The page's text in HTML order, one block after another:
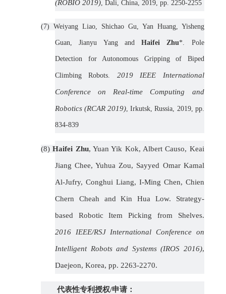
(ROBIO 2019) , Dali, China, 2019, pp. 2250-2255
(7) Weiyang Liao, Shichao Gu, Yan Huang, Yisheng
Guan, Jianyu Yang andHaifei Zhu*. Pole
Detection for Autonomous Gripping of Biped
Climbing Robots. 2019 IEEE International
Conference on Real-time Computing and
Robotics (RCAR 2019) , Irkutsk, Russia, 2019, pp.
834-839
(8)Haifei Zhu, Yuan Yik Kok, Albert Causo, Keai
Jiang Chee, Yuhua Zou, Sayyed Omar Kamal
Al-Jufry, Conghui Liang, I-Ming Chen, Chien
Chern Cheah and Kin Hua Low. Strategy-
based Robotic Item Picking from Shelves.
2016 IEEE/RSJ International Conference on
Intelligent Robots and Systems (IROS 2016),
Daejeon, Korea, pp. 2263-2270.
代表性专利授权/申请：